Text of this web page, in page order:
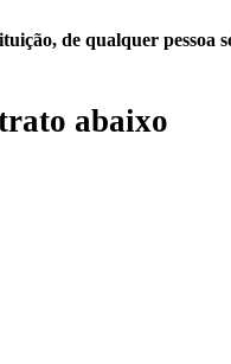
de qualquer pessoa
abaixo